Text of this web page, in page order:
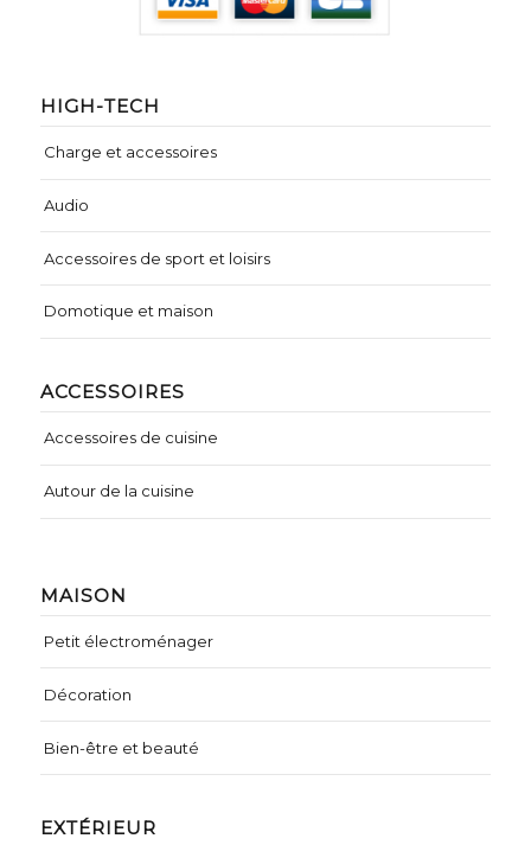
MAISON
Petit électroménager
Décoration
Bien-être et beauté
EXTÉRIEUR
HIGH-TECH
Charge et accessoires
Audio
Accessoires de sport et loisirs
Domotique et maison
ACCESSOIRES
Accessoires de cuisine
Autour de la cuisine